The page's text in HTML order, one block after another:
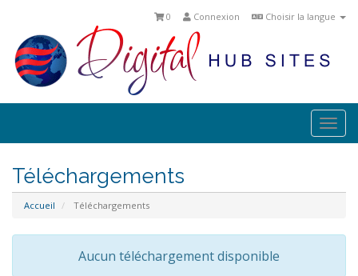
Choisir la langue
Connexion
0
Téléchargements
Accueil Téléchargements
Aucun téléchargement disponible